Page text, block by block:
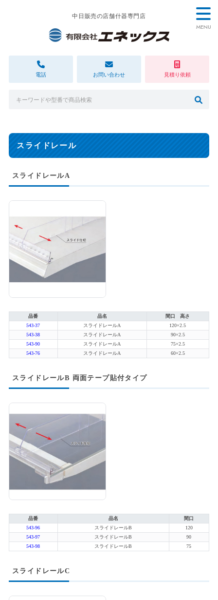
中日販売の店舗什器専門店
電話 お問い合わせ 見積り依頼
MENU
スライドレール
スライドレールA
品番 品名
間口 高さ
543-37
スライドレールA
120×2.5
543-38
スライドレールA
90×2.5
543-90
スライドレールA
75×2.5
543-76
スライドレールA 60×2.5
スライドレールB 両面テープ貼付タイプ
品番 品名
間口
543-96
スライドレールB
120
543-97
スライドレールB
90
543-98
スライドレールB 75
スライドレールC